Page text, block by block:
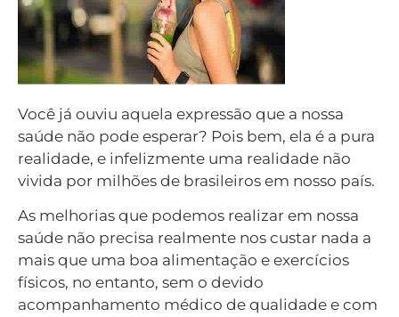
Você já ouviu aquela expressão que a nossa
saúde não pode esperar? Pois bem, ela é a pura
realidade, e infelizmente uma realidade não
vivida por milhões de brasileiros em nosso país.
As melhorias que podemos realizar em nossa
saúde não precisa realmente nos custar nada a
mais que uma boa alimentação e exercícios
físicos, no entanto, sem o devido
acompanhamento médico de qualidade e com